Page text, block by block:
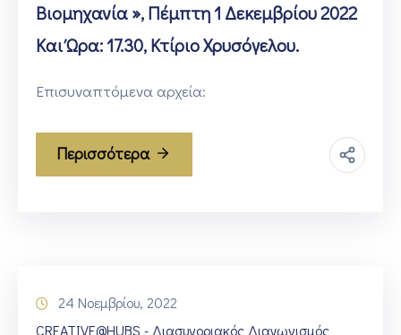
Βιομηχανία », Πέμπτη 1 Δεκεμβρίου 2022
Και Ώρα: 17.30, Κτίριο Χρυσόγελου.
Επισυναπτόμενα αρχεία:
Περισσότερα
24 Νοεμβρίου, 2022
CREATIVE@HUBS - Διασυνοριακός Διαγωνισμός